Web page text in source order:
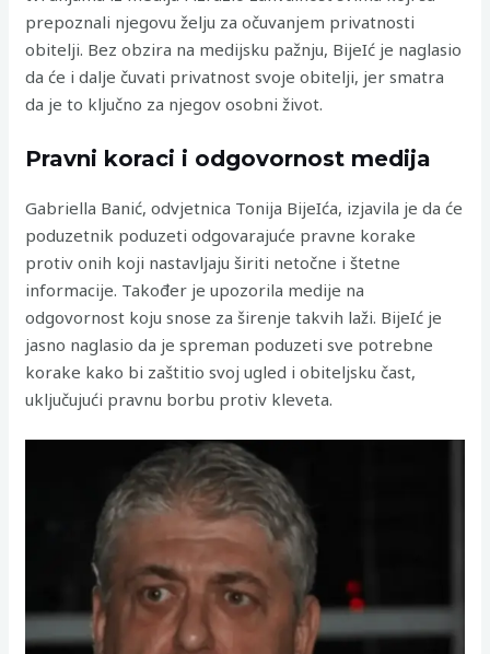
prepoznali njegovu želju za očuvanjem privatnosti
obitelji. Bez obzira na medijsku pažnju, BijeIć je naglasio
da će i dalje čuvati privatnost svoje obitelji, jer smatra
da je to ključno za njegov osobni život.
Pravni koraci i odgovornost medija
Gabriella Banić, odvjetnica Tonija BijeIća, izjavila je da će
poduzetnik poduzeti odgovarajuće pravne korake
protiv onih koji nastavljaju širiti netočne i štetne
informacije. Također je upozorila medije na
odgovornost koju snose za širenje takvih laži. BijeIć je
jasno naglasio da je spreman poduzeti sve potrebne
korake kako bi zaštitio svoj ugled i obiteljsku čast,
uključujući pravnu borbu protiv kleveta.